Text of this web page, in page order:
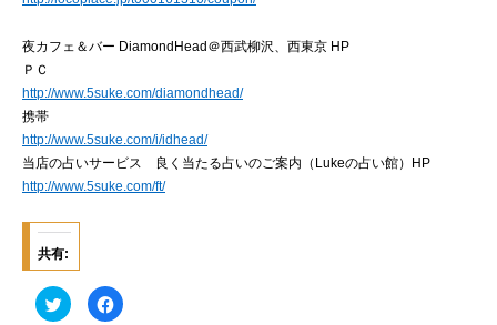
夜カフェ＆バー DiamondHead＠西武柳沢、西東京 HP
ＰＣ
http://www.5suke.com/diamondhead/
携帯
http://www.5suke.com/i/idhead/
当店の占いサービス 良く当たる占いのご案内（Lukeの占い館）HP
http://www.5suke.com/ft/
共有:
ク
リ
F
a